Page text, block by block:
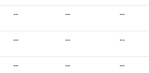
-- -- --
-- -- --
-- -- --